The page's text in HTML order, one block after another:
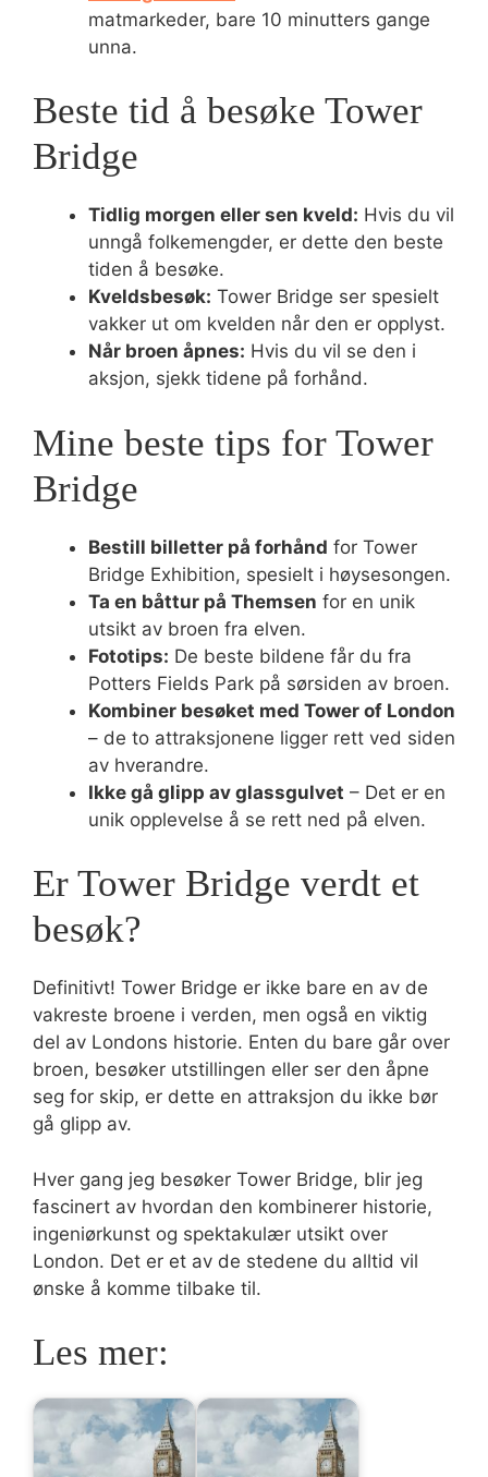
matmarkeder, bare 10 minutters gange
unna.
Beste tid å besøke Tower
Bridge
Tidlig morgen eller sen kveld: Hvis du vil
unngå folkemengder, er dette den beste
tiden å besøke.
Kveldsbesøk: Tower Bridge ser spesielt
vakker ut om kvelden når den er opplyst.
Når broen åpnes: Hvis du vil se den i
aksjon, sjekk tidene på forhånd.
Mine beste tips for Tower
Bridge
Bestill billetter på forhånd for Tower
Bridge Exhibition, spesielt i høysesongen.
Ta en båttur på Themsen for en unik
utsikt av broen fra elven.
Fototips: De beste bildene får du fra
Potters Fields Park på sørsiden av broen.
Kombiner besøket med Tower of London
– de to attraksjonene ligger rett ved siden
av hverandre.
Ikke gå glipp av glassgulvet – Det er en
unik opplevelse å se rett ned på elven.
Er Tower Bridge verdt et
besøk?
Definitivt! Tower Bridge er ikke bare en av de
vakreste broene i verden, men også en viktig
del av Londons historie. Enten du bare går over
broen, besøker utstillingen eller ser den åpne
seg for skip, er dette en attraksjon du ikke bør
gå glipp av.
Hver gang jeg besøker Tower Bridge, blir jeg
fascinert av hvordan den kombinerer historie,
ingeniørkunst og spektakulær utsikt over
London. Det er et av de stedene du alltid vil
ønske å komme tilbake til.
Les mer: